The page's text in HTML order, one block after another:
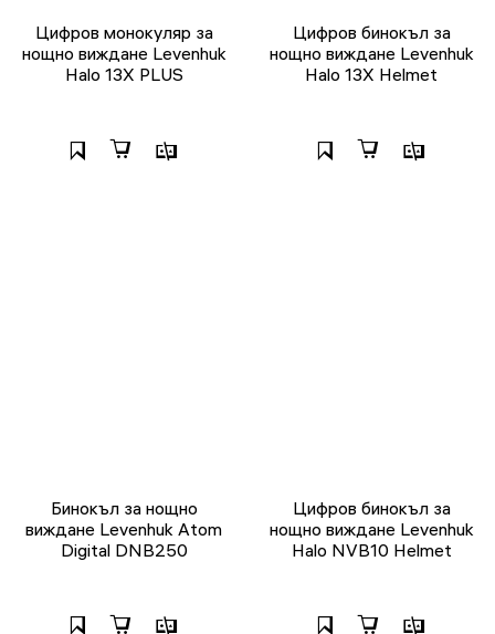
Цифров монокуляр за
нощно виждане Levenhuk
Halo 13X PLUS
Цифров бинокъл за
нощно виждане Levenhuk
Halo 13X Helmet
Бинокъл за нощно
виждане Levenhuk Atom
Digital DNB250
Цифров бинокъл за
нощно виждане Levenhuk
Halo NVB10 Helmet